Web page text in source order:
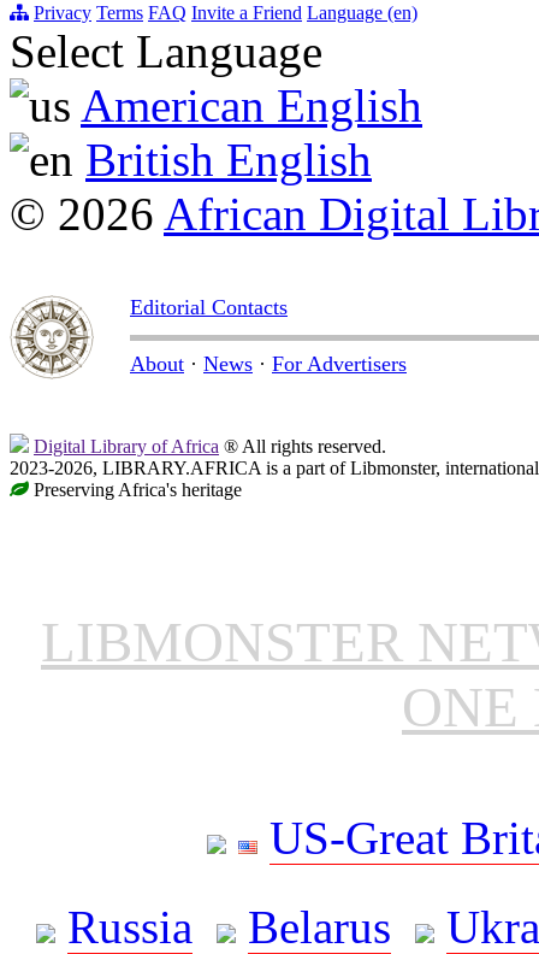
Privacy Terms FAQ Invite a Friend Language (en)
Select Language
American English
British English
© 2026 African Digital
Editorial Contacts
About · News · For Advertisers
Digital Library of Africa ® All rights reserved.
2023-2026, LIBRARY.AFRICA is a part of Libmonster,
Preserving Africa's heritage
LIBMONSTER
ONE
US-Great
Russia
Belarus